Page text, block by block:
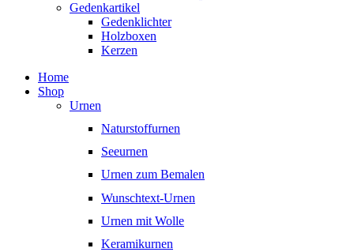
Gedenkartikel
Gedenklichter
Holzboxen
Kerzen
Home
Shop
Urnen
Naturstoffurnen
Seeurnen
Urnen zum Bemalen
Wunschtext-Urnen
Urnen mit Wolle
Keramikurnen